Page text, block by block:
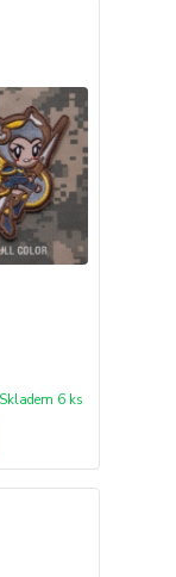
Skladem 6 ks